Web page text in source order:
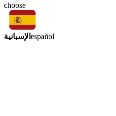
choose
الإسبانية español